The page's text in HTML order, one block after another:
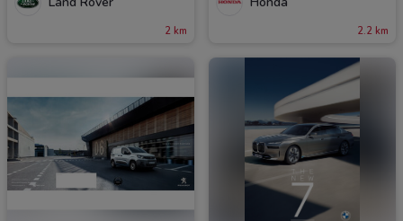
2 km 2.2 km